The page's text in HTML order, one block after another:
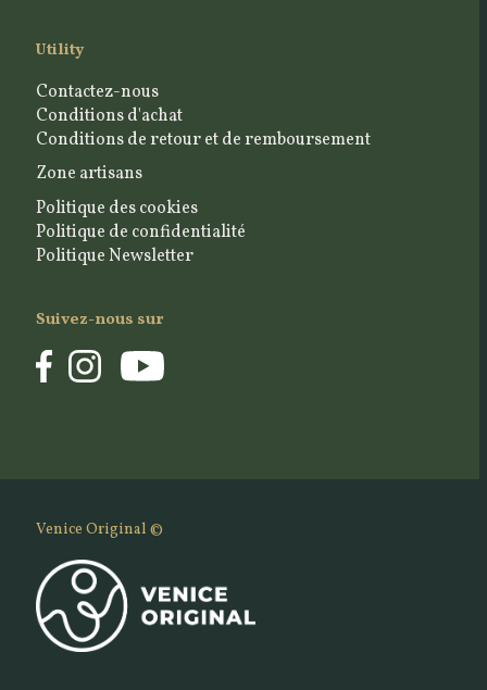
Utility
Contactez-nous
Conditions d'achat
Conditions de retour et de remboursement
Zone artisans
Politique des cookies
Politique de confidentialité
Politique Newsletter
Suivez-nous sur
Venice Original ©